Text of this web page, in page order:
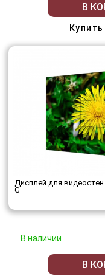
В
Дисплей для видеостен
G
В наличии
В